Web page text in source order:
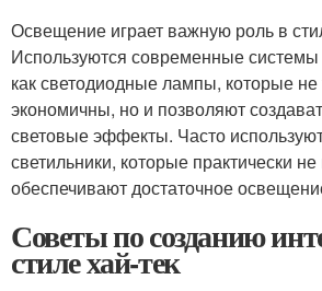
Освещение играет важную роль в
Используются современные
как светодиодные лампы, которые не
экономичны, но и позволяют
световые эффекты. Часто
светильники, которые практически
обеспечивают достаточное
Советы по созданию
стиле хай-тек